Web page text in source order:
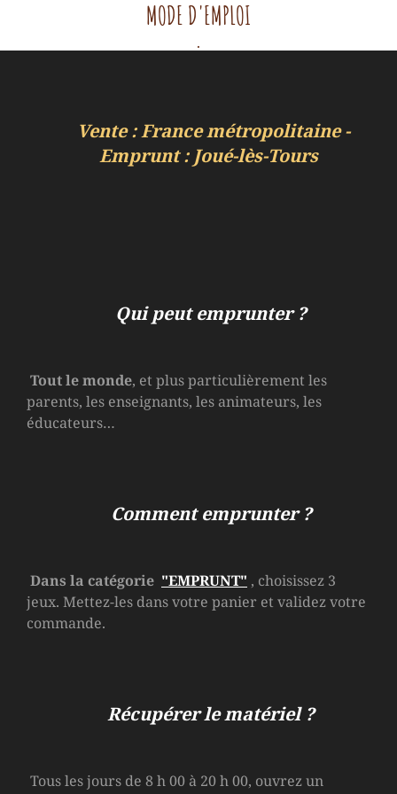
MODE D'EMPLOI
.
Vente : France métropolitaine -
Emprunt : Joué-lès-Tours
Qui peut emprunter ?
Tout le monde, et plus particulièrement les
parents, les enseignants, les animateurs, les
éducateurs…
Comment emprunter ?
Dans la catégorie "EMPRUNT" , choisissez 3
jeux. Mettez-les dans votre panier et validez votre
commande.
Récupérer le matériel ?
Tous les jours de 8 h 00 à 20 h 00, ouvrez un